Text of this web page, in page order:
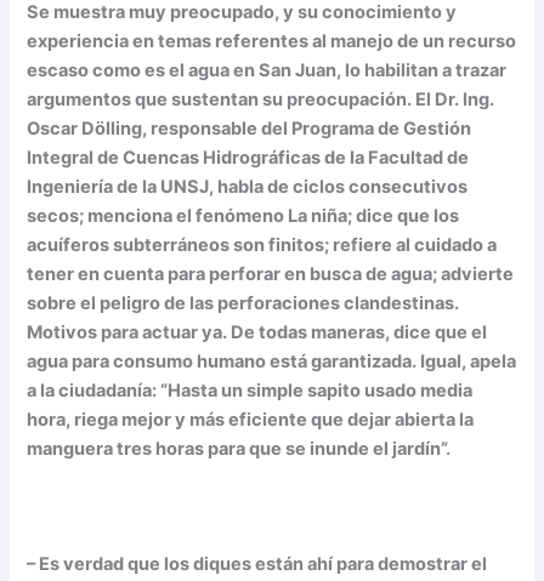
Se muestra muy preocupado, y su conocimiento y
experiencia en temas referentes al manejo de un recurso
escaso como es el agua en San Juan, lo habilitan a trazar
argumentos que sustentan su preocupación. El Dr. Ing.
Oscar Dölling, responsable del Programa de Gestión
Integral de Cuencas Hidrográficas de la Facultad de
Ingeniería de la UNSJ, habla de ciclos consecutivos
secos; menciona el fenómeno La niña; dice que los
acuíferos subterráneos son finitos; refiere al cuidado a
tener en cuenta para perforar en busca de agua; advierte
sobre el peligro de las perforaciones clandestinas.
Motivos para actuar ya. De todas maneras, dice que el
agua para consumo humano está garantizada. Igual, apela
a la ciudadanía: “Hasta un simple sapito usado media
hora, riega mejor y más eficiente que dejar abierta la
manguera tres horas para que se inunde el jardín”.
– Es verdad que los diques están ahí para demostrar el